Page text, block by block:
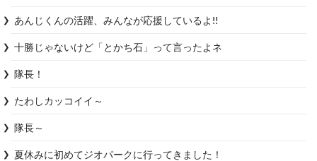
あんじくんの活躍、みんなが応援しているよ‼︎
十勝じゃないけど「とかち石」って言ったよネ
隊長！
たわしカッコイイ～
隊長～
夏休みに初めてジオパークに行ってきました！